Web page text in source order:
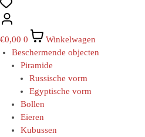
€0,00 0
Winkelwagen
Beschermende objecten
Piramide
Russische vorm
Egyptische vorm
Bollen
Eieren
Kubussen